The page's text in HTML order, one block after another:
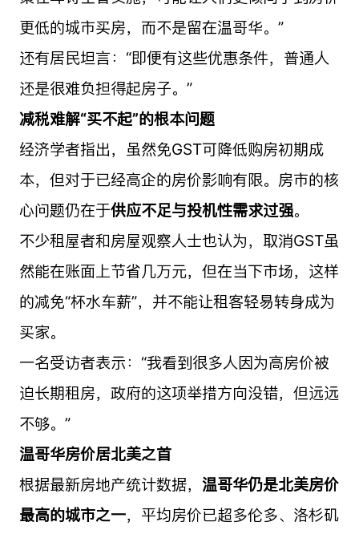
更低的城市买房，而不是留在温哥华。”
还有居民坦言：“即便有这些优惠条件，普通人
还是很难负担得起房子。”
减税难解“买不起”的根本问题
经济学者指出，虽然免GST可降低购房初期成
本，但对于已经高企的房价影响有限。房市的核
心问题仍在于供应不足与投机性需求过强。
不少租屋者和房屋观察人士也认为，取消GST虽
然能在账面上节省几万元，但在当下市场，这样
的减免“杯水车薪”，并不能让租客轻易转身成为
买家。
一名受访者表示：“我看到很多人因为高房价被
迫长期租房，政府的这项举措方向没错，但远远
不够。”
温哥华房价居北美之首
根据最新房地产统计数据， 温哥华仍是北美房价
最高的城市之一，平均房价已超多伦多、洛杉矶